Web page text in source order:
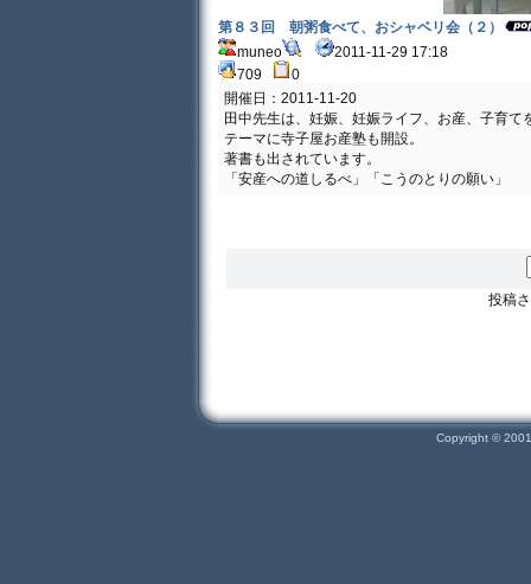
第８３回 朝粥食べて、おシャベリ会（２）
muneo
2011-11-29 17:18
709
0
開催日：2011-11-20
田中先生は、妊娠、妊娠ライフ、お産、子育て
テーマに寺子屋お産塾も開設。
著書も出されています。
「安産への道しるべ」「こうのとりの願い」
投稿
Copyright ©